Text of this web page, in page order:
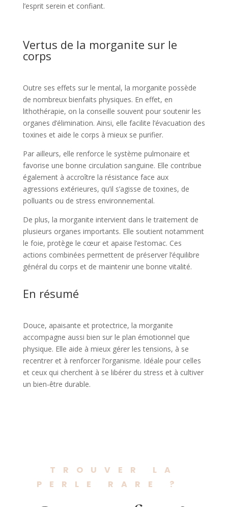
l’esprit serein et confiant.
Vertus de la morganite sur le
corps
Outre ses effets sur le mental, la morganite possède
de nombreux bienfaits physiques. En effet, en
lithothérapie, on la conseille souvent pour soutenir les
organes d’élimination. Ainsi, elle facilite l’évacuation des
toxines et aide le corps à mieux se purifier.
Par ailleurs, elle renforce le système pulmonaire et
favorise une bonne circulation sanguine. Elle contribue
également à accroître la résistance face aux
agressions extérieures, qu’il s’agisse de toxines, de
polluants ou de stress environnemental.
De plus, la morganite intervient dans le traitement de
plusieurs organes importants. Elle soutient notamment
le foie, protège le cœur et apaise l’estomac. Ces
actions combinées permettent de préserver l’équilibre
général du corps et de maintenir une bonne vitalité.
En résumé
Douce, apaisante et protectrice, la morganite
accompagne aussi bien sur le plan émotionnel que
physique. Elle aide à mieux gérer les tensions, à se
recentrer et à renforcer l’organisme. Idéale pour celles
et ceux qui cherchent à se libérer du stress et à cultiver
un bien-être durable.
TROUVER LA
PERLE RARE ?